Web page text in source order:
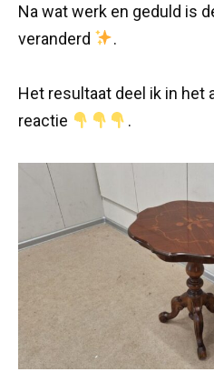
Na wat werk en geduld is
veranderd
.
Het resultaat deel ik in het
reactie
.